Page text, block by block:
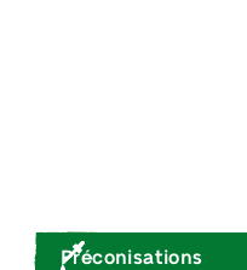
Préconisations